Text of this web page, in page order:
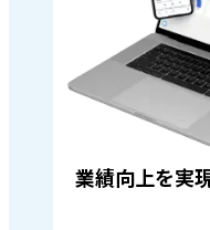
業績向上を実